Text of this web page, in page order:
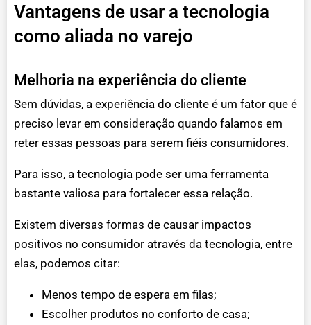
Vantagens de usar a tecnologia
como aliada no varejo
Melhoria na experiência do cliente
Sem dúvidas, a experiência do cliente é um fator que é
preciso levar em consideração quando falamos em
reter essas pessoas para serem fiéis consumidores.
Para isso, a tecnologia pode ser uma ferramenta
bastante valiosa para fortalecer essa relação.
Existem diversas formas de causar impactos
positivos no consumidor através da tecnologia, entre
elas, podemos citar:
Menos tempo de espera em filas;
Escolher produtos no conforto de casa;